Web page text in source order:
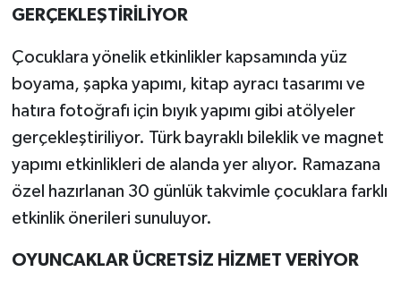
GERÇEKLEŞTİRİLİYOR
Çocuklara yönelik etkinlikler kapsamında yüz
boyama, şapka yapımı, kitap ayracı tasarımı ve
hatıra fotoğrafı için bıyık yapımı gibi atölyeler
gerçekleştiriliyor. Türk bayraklı bileklik ve magnet
yapımı etkinlikleri de alanda yer alıyor. Ramazana
özel hazırlanan 30 günlük takvimle çocuklara farklı
etkinlik önerileri sunuluyor.
OYUNCAKLAR ÜCRETSİZ HİZMET VERİYOR